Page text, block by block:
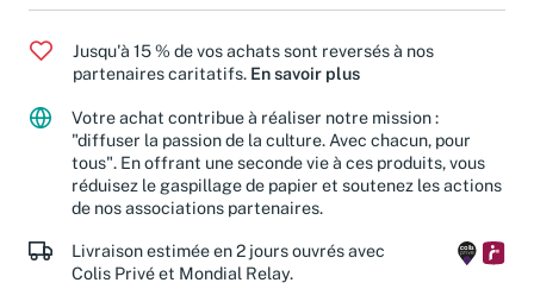
Jusqu'à 15 % de vos achats sont reversés à nos
partenaires caritatifs. En savoir plus
Votre achat contribue à réaliser notre mission :
"diffuser la passion de la culture. Avec chacun, pour
tous". En offrant une seconde vie à ces produits, vous
réduisez le gaspillage de papier et soutenez les actions
de nos associations partenaires.
Livraison estimée en 2 jours ouvrés avec
Colis Privé et Mondial Relay.